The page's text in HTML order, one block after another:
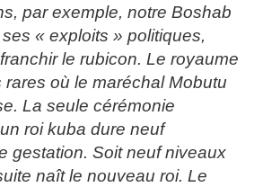
par exemple, notre Boshab
« exploits » politiques,
le rubicon. Le royaume
où le maréchal Mobutu
La seule cérémonie
roi kuba dure neuf
gestation. Soit neuf niveaux
naît le nouveau roi. Le